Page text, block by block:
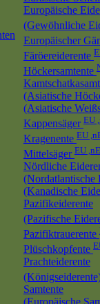
Europäische
(Gewöhnliche
Europäischer
Färöereiderente
Höckersamtente
(Asiatische
(Asiatische
Kappensäger EU
Kragenente EU
Mittelsäger EU
Nördliche
(Nordatlantische
(Kanadische
Pazifikeiderente
(Pazifische
Pazifiktrauerente
Plüschkopfente
Prachteiderente
Samtente
(Europäische